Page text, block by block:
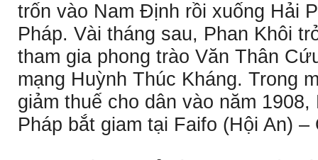
trốn vào Nam Ðịnh rồi xuống Hải
Pháp. Vài tháng sau, Phan Khôi
tham gia phong trào Văn Thân
mạng Huỳnh Thúc Kháng. Trong
giảm thuế cho dân vào năm
Pháp bắt giam tại Faifo (Hội An) –